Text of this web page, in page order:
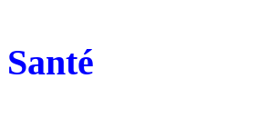
Santé